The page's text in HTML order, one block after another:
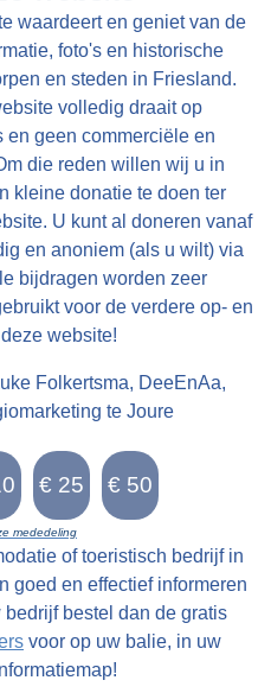
19 Floreen by JELLE
en May 1793 vry van
de lasten a 222
Pondem. geboden is
is de zoon van
Pytter en Ytie zijn in
en boeren daarna in
Jelle wordt geboren in
boer onder
achter Easthimmerwei
Meike Beints uit
Jelle zijn vader op.
familie bekend. Na
op de
deze in de verkoop.
Vrugtdoende
en LANDEN met
cum annexis,
den Dorpe Folsgara
69 Pondematen
belast met 17 1/2
waardeert en geniet van de
foto's en historische
en steden in Friesland.
volledig draait op
geen commerciële en
die reden willen wij u in
kleine donatie te doen ter
U kunt al doneren vanaf
en anoniem (als u wilt) via
bijdragen worden zeer
voor de verdere op- en
website!
Folkertsma, DeeEnAa,
te Joure
mededeling
of toeristisch bedrijf in
goed en effectief informeren
bestel dan de gratis
voor op uw balie, in uw